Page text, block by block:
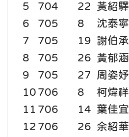
5
704 22 黃紹驛
6
705 8 沈泰寧
7
705 19 謝伯承
8
705 26 黃郁涵
9
705 27 周姿妤
10 706 8 柯煒祥
11 706 14 葉佳宜
12 706 26 余紹華